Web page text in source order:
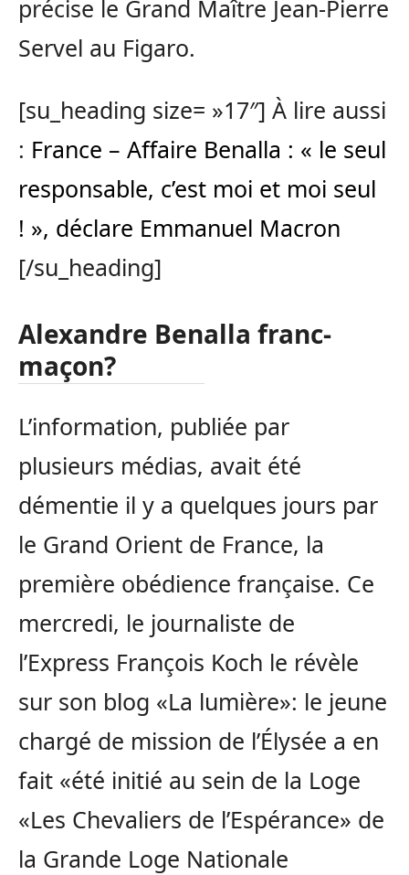
précise le Grand Maître Jean-Pierre
Servel au Figaro.
[su_heading size= »17″] À lire aussi
: France – Affaire Benalla : « le seul
responsable, c’est moi et moi seul
! », déclare Emmanuel Macron
[/su_heading]
Alexandre Benalla franc-
maçon?
L’information, publiée par
plusieurs médias, avait été
démentie il y a quelques jours par
le Grand Orient de France, la
première obédience française. Ce
mercredi, le journaliste de
l’Express François Koch le révèle
sur son blog «La lumière»: le jeune
chargé de mission de l’Élysée a en
fait «été initié au sein de la Loge
«Les Chevaliers de l’Espérance» de
la Grande Loge Nationale